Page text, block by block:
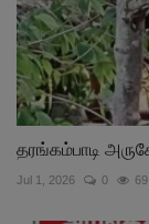
தரங்கம்பாடி
Jul 1, 2026 0 69